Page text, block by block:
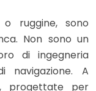
ruggine, sono
Non sono un
di ingegneria
navigazione. A
progettate per